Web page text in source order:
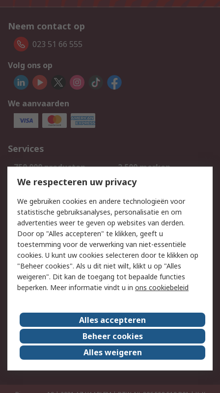
Neem contact op
023 51 66 555
Volg ons op
We aanvaarden
Services
750.000 producten
2.500 merken
Bestellen
Inkoopoplossingen
Track & Trace
Wettelijk
Cookiebeleid
Email veiligheid
Privacybeleid
Websitevoorwaarden
Algemene
verkoopvoorwaarden
Over RS
RS Group
Over ons
RS wereldwijd
Werken bij RS
ESG
We respecteren uw privacy
We gebruiken cookies en andere technologieën voor
statistische gebruiksanalyses, personalisatie en om
advertenties weer te geven op websites van derden.
Door op "Alles accepteren" te klikken, geeft u
toestemming voor de verwerking van niet-essentiële
cookies. U kunt uw cookies selecteren door te klikken op
"Beheer cookies". Als u dit niet wilt, klikt u op "Alles
weigeren". Dit kan de toegang tot bepaalde functies
beperken. Meer informatie vindt u in ons cookiebeleid
Alles accepteren
Beheer cookies
Alles weigeren